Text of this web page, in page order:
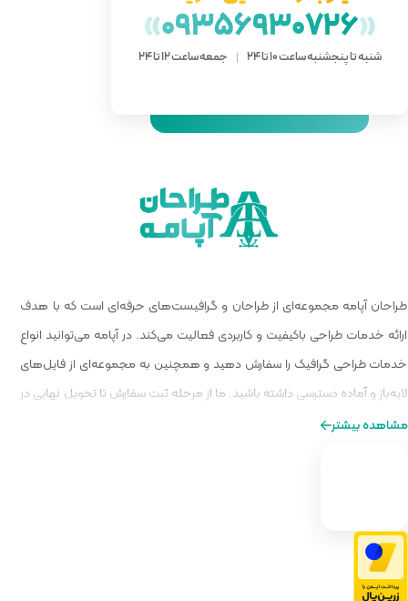
»
ساعت 12 تا 24
گرافیست‌های حرفه‌ای است که با هدف
می‌کند. در آپامه می‌توانید انواع
همچنین به مجموعه‌ای از فایل‌های
مرحله ثبت سفارش تا تحویل نهایی در
از طراحی را برایتان فراهم کنیم.